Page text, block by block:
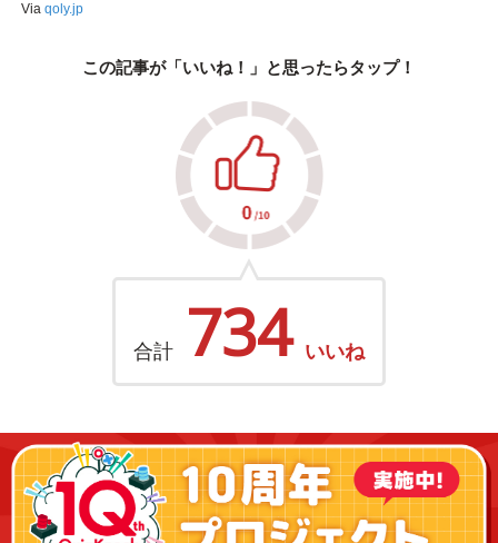
Via qoly.jp
この記事が「いいね！」と思ったらタップ！
合計 734 いいね